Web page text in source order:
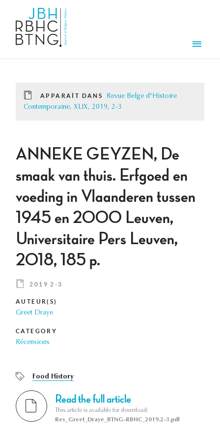
APPARAÎT DANS
Revue Belge d'Histoire
Contemporaine, XLIX, 2019, 2-3
ANNEKE GEYZEN, De
smaak van thuis. Erfgoed en
voeding in Vlaanderen tussen
1945 en 2000 Leuven,
Universitaire Pers Leuven,
2018, 185 p.
2019 2-3
AUTEUR(S)
Greet Draye
CATEGORY
Récensions
Food History
Read the full article
This article is available for download:
Res_Greet_Draye_BTNG-RBHC_2019.2-3.pdf